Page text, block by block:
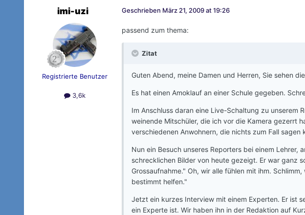
imi-uzi
Registrierte Benutzer
3,6k
Geschrieben März 21, 2009 at 19:26
passend zum thema:
Zitat
Guten Abend, meine Damen und Herren, Sie sehen
Es hat einen Amoklauf an einer Schule gegeben.
Im Anschluss daran eine Live-Schaltung zu unserem
weinende Mitschüler, die ich vor die Kamera gezerrt
verschiedenen Anwohnern, die nichts zum Fall
Nun ein Besuch unseres Reporters bei einem Lehrer,
schrecklichen Bilder von heute gezeigt. Er war ganz
Grossaufnahme." Oh, wir alle fühlen mit ihm.
bestimmt helfen."
Jetzt ein kurzes Interview mit einem Experten. Er ist
ein Experte ist. Wir haben ihn in der Redaktion auf